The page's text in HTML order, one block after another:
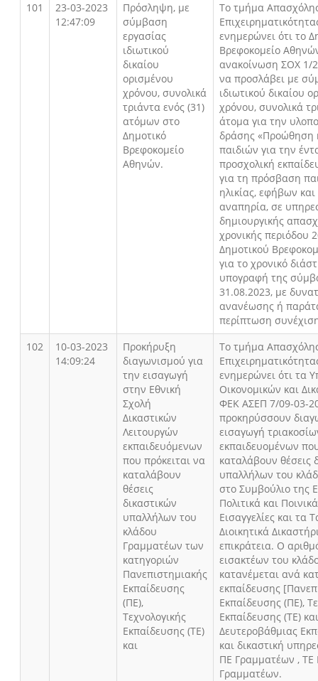
101
23-03-2023
12:47:09
Πρόσληψη, με
σύμβαση
εργασίας
ιδιωτικού
δικαίου
ορισμένου
χρόνου, συνολικά
τριάντα ενός (31)
ατόμων στο
Δημοτικό
Βρεφοκομείο
Αθηνών.
Το τμήμα
ενημερώνει ότι το
Βρεφοκομείο
ανακοίνωση ΣΟΧ 1/
να προσλάβει με
ιδιωτικού δικαίου
χρόνου, συνολικά
άτομα για την
δράσης «Προώθηση
παιδιών για την
προσχολική
για τη πρόσβαση
ηλικίας, εφήβων
αναπηρία, σε
δημιουργικής
χρονικής περιόδου
Δημοτικού
για το χρονικό
υπογραφή της
31.08.2023, με
ανανέωσης ή
περίπτωση
102
10-03-2023
14:09:24
Προκήρυξη
διαγωνισμού για
την εισαγωγή
στην Εθνική
Σχολή
Δικαστικών
Λειτουργών
εκπαιδευόμενων
που πρόκειται να
καταλάβουν
θέσεις
δικαστικών
υπαλλήλων του
κλάδου
Γραμματέων των
κατηγοριών
Πανεπιστημιακής
Εκπαίδευσης
(ΠΕ),
Τεχνολογικής
Εκπαίδευσης (ΤΕ)
και
Το τμήμα
ενημερώνει ότι τα
Οικονομικών και
ΦΕΚ ΑΣΕΠ 7/09-03-
προκηρύσσουν
εισαγωγή
εκπαιδευομένων
καταλάβουν θέσεις
υπαλλήλων του
στο Συμβούλιο της
Πολιτικά και
Εισαγγελίες και τα
Διοικητικά
επικράτεια. Ο
εισακτέων του
κατανέμεται ανά
εκπαίδευσης
Εκπαίδευσης (ΠΕ),
Εκπαίδευσης (ΤΕ)
Δευτεροβάθμιας
και δικαστική
ΠΕ Γραμματέων , ΤΕ
Γραμματέων.